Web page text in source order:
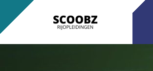
naar
inhoud